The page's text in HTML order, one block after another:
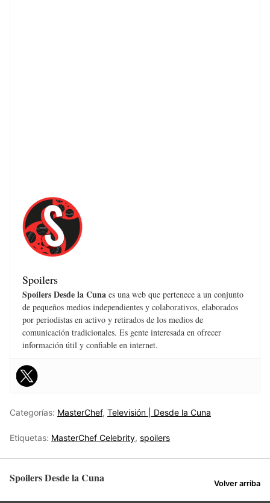
Spoilers
Spoilers Desde la Cuna es una web que pertenece a un conjunto
de pequeños medios independientes y colaborativos, elaborados
por periodistas en activo y retirados de los medios de
comunicación tradicionales. Es gente interesada en ofrecer
información útil y confiable en internet.
Categorías: MasterChef, Televisión | Desde la Cuna
Etiquetas: MasterChef Celebrity, spoilers
Spoilers Desde la Cuna Volver arriba